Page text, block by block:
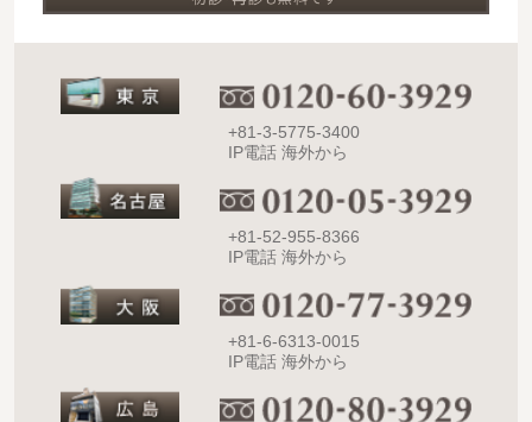
+81-3-5775-3400
IP電話 海外から
+81-52-955-8366
IP電話 海外から
+81-6-6313-0015
IP電話 海外から